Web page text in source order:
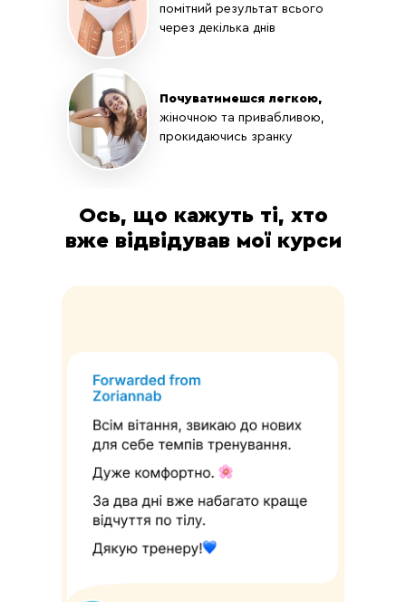
помітний результат всього
через декілька днів
Почуватимешся легкою,
жіночною та привабливою,
прокидаючись зранку
Ось, що кажуть ті, хто
вже відвідував мої курси